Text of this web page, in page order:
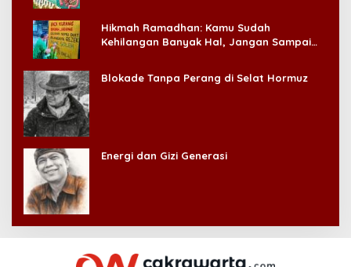
Hikmah Ramadhan: Kamu Sudah
Kehilangan Banyak Hal, Jangan Sampai
Blokade Tanpa Perang di Selat Hormuz
Energi dan Gizi Generasi